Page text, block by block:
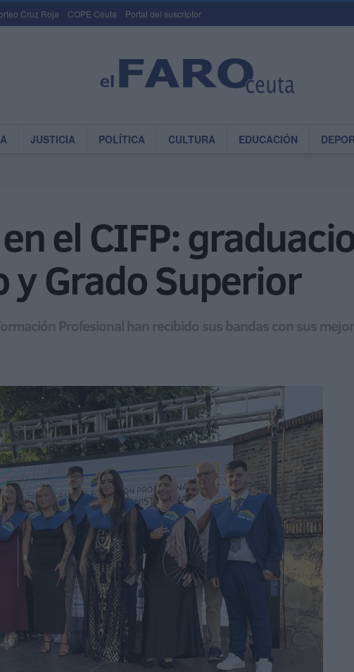
Cruz Roja COPE Ceuta Portal del suscriptor
JUSTICIA POLÍTICA CULTURA EDUCACIÓN
el CIFP:
y Grado Superior
Profesional han recibido sus bandas con sus